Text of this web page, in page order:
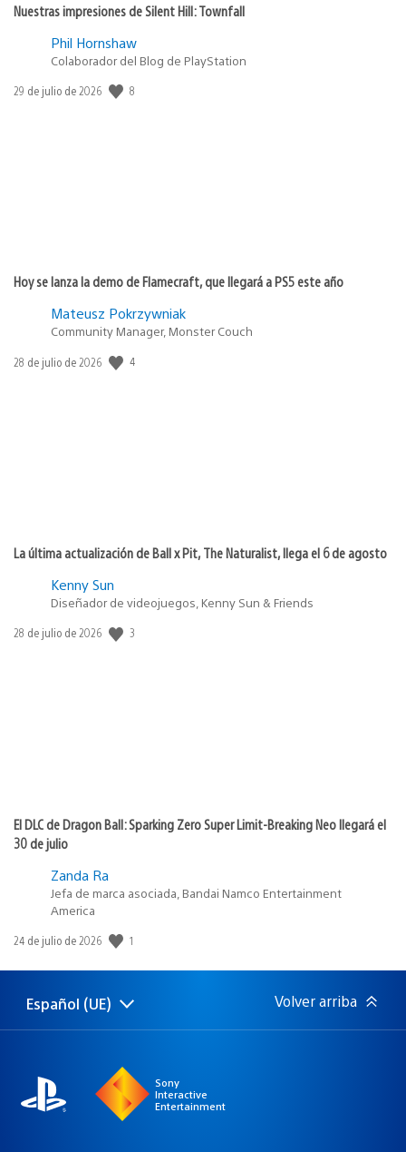
Nuestras impresiones de Silent Hill: Townfall
Phil Hornshaw
Colaborador del Blog de PlayStation
Fecha
29 de julio de 2026 8
Hoy se lanza la demo de Flamecraft, que llegará a PS5 este año
Mateusz Pokrzywniak
Community Manager, Monster Couch
Fecha
28 de julio de 2026 4
La última actualización de Ball x Pit, The Naturalist, llega el 6 de agosto
Kenny Sun
Diseñador de videojuegos, Kenny Sun & Friends
Fecha
28 de julio de 2026 3
El DLC de Dragon Ball: Sparking Zero Super Limit-Breaking Neo llegará el
30 de julio
Zanda Ra
Jefa de marca asociada, Bandai Namco Entertainment
America
Fecha
publicación:
24 de julio de 2026 1
Selecciona
una
Región
actual:
Español (UE) Volver arriba
Sony
Interactive
Entertainment